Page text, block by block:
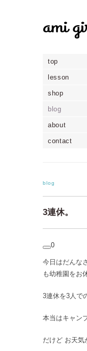
top
lesson
shop
blog
about
contact
blog
3連休。
0
今日はだんな
も幼稚園をお
3連休を3人で
本当はキャン
だけど お天気